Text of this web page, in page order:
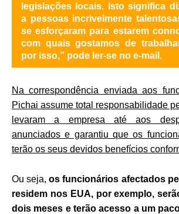
legislações locais. Isto significa
a pessoas incrivelmente
se esforçaram para estarem
com quais gostamos de
por isso,” pode ler-se no e-mail.
Na correspondência enviada aos
Pichai assume total responsabilidade
levaram a empresa até aos
anunciados e garantiu que os
terão os seus devidos benefícios
Ou seja,os funcionários afectados
residem nos EUA, por exemplo,
dois meses e terão acesso a um